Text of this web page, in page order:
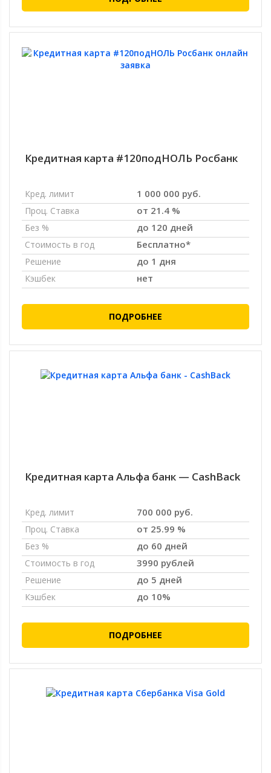
Кредитная карта #120подНОЛЬ Росбанк
Кред. лимит 1 000 000 руб.
Проц. Ставка от 21.4 %
Без % до 120 дней
Стоимость в год Бесплатно*
Решение до 1 дня
Кэшбек нет
ПОДРОБНЕЕ
Кредитная карта Альфа банк — CashBack
Кред. лимит 700 000 руб.
Проц. Ставка от 25.99 %
Без % до 60 дней
Стоимость в год 3990 рублей
Решение до 5 дней
Кэшбек до 10%
ПОДРОБНЕЕ